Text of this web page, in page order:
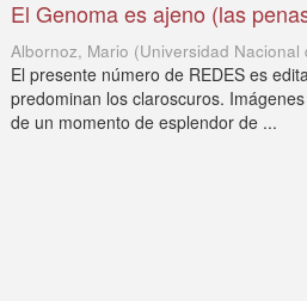
El Genoma es ajeno (las
Albornoz, Mario (Universidad Nacional
El presente número de REDES es
predominan los claroscuros.
de un momento de esplendor de ...